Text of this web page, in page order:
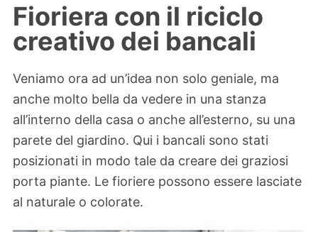
Fioriera con il riciclo
creativo dei bancali
Veniamo ora ad un’idea non solo geniale, ma
anche molto bella da vedere in una stanza
all’interno della casa o anche all’esterno, su una
parete del giardino. Qui i bancali sono stati
posizionati in modo tale da creare dei graziosi
porta piante. Le fioriere possono essere lasciate
al naturale o colorate.